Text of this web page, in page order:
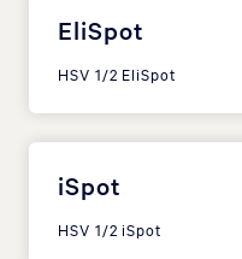
EliSpot
HSV 1/2 EliSpot
iSpot
HSV 1/2 iSpot